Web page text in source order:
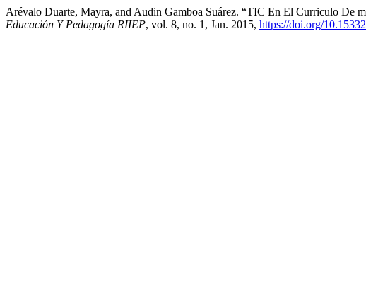
Arévalo Duarte, Mayra, and Audin Gamboa Suárez. “TIC En El Curriculo De
Educación Y Pedagogía RIIEP, vol. 8, no. 1, Jan. 2015, https://doi.org/